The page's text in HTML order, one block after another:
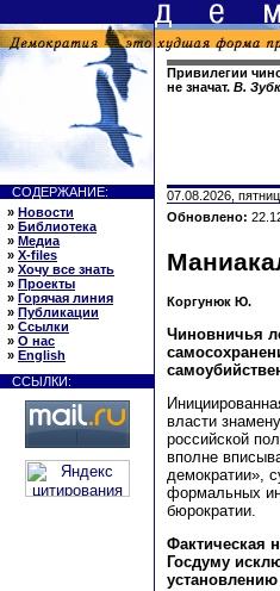
Привилегии
не значат. В.
СОДЕРЖАНИЕ:
» Новости
» Библиотека
» Медиа
» X-files
» Хочу все знать
» Проекты
» Горячая линия
» Публикации
» Ссылки
» О нас
» English
ССЫЛКИ:
07.08.2026,
Обновлено:
Коргунюк Ю.
Чиновничья
власти
российской
вполне
демократии»,
формальных
бюрократии.
Фактическая
Госдуму